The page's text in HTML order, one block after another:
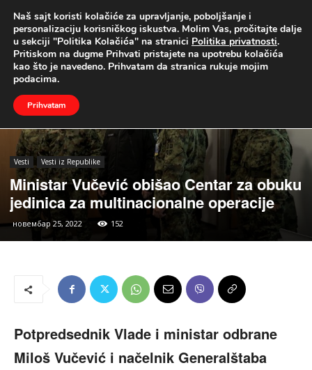
UŽIVO
Naslovna Vesti Vesti iz Republike
Vesti Vesti iz Republike
Ministar Vučević obišao Centar za obuku
jedinica za multinacionalne operacije
новембар 25, 2022 152
Potpredsednik Vlade i ministar odbrane
Miloš Vučević i načelnik Generalštaba
Naš sajt koristi kolačiće za upravljanje, poboljšanje i
personalizaciju korisničkog iskustva. Molim Vas, pročitajte dalje
u sekciji "Politika Kolačića" na stranici Politika privatnosti.
Pritiskom na dugme Prihvati pristajete na upotrebu kolačića
kao što je navedeno. Prihvatam da stranica rukuje mojim
podacima.
Prihvatam